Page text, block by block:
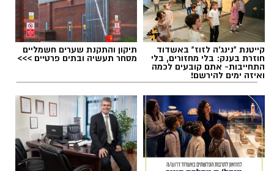
קייטנת "נינג'ה לזוז" באשדוד
חוזרת בענק: בלי מחזורים, בלי
התחייבות- אתם קובעים לכמה
ואיזה ימים להירשם!
תיקון והתקנת שערים חשמליים
מסחר תעשיה ובתים פרטיים >>>